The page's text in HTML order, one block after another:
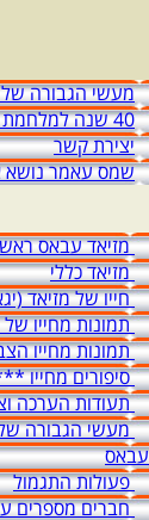
מעשי הגבורה
40 שנה למלחמת יום כיפור
יצירת קשר
שמס עאמר נושא
מזיאד עבאס
מזיאד כללי
חייו של מזיאד
תמונות מחייו של
תמונות מחייו
סיפורים מחייו
תעודות הערכה
מעשי הגבורה
עבאס
פעולות התגמול
חברים מספרים